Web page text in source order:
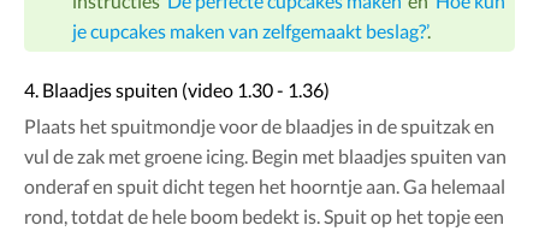
je cupcakes maken van zelfgemaakt beslag?’.
4. Blaadjes spuiten (video 1.30 - 1.36)
Plaats het spuitmondje voor de blaadjes in de spuitzak en
vul de zak met groene icing. Begin met blaadjes spuiten van
onderaf en spuit dicht tegen het hoorntje aan. Ga helemaal
rond, totdat de hele boom bedekt is. Spuit op het topje een